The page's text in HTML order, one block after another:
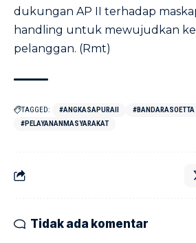
dukungan AP II terhadap
handling untuk mewujudkan
pelanggan. (Rmt)
TAGGED: #ANGKASAPURAII
#BANDARASOETTA
#PELAYANANMASYARAKAT
Tidak ada komentar